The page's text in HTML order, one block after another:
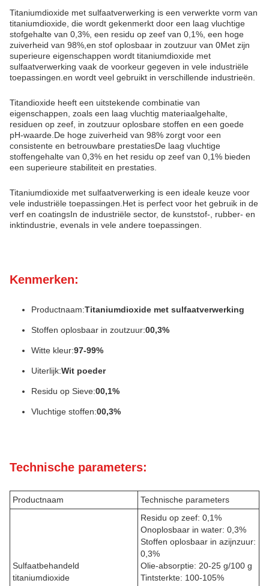
Titaniumdioxide met sulfaatverwerking is een verwerkte vorm van
titaniumdioxide, die wordt gekenmerkt door een laag vluchtige
stofgehalte van 0,3%, een residu op zeef van 0,1%, een hoge
zuiverheid van 98%,en stof oplosbaar in zoutzuur van 0Met zijn
superieure eigenschappen wordt titaniumdioxide met
sulfaatverwerking vaak de voorkeur gegeven in vele industriële
toepassingen.en wordt veel gebruikt in verschillende industrieën.
Titandioxide heeft een uitstekende combinatie van
eigenschappen, zoals een laag vluchtig materiaalgehalte,
residuen op zeef, in zoutzuur oplosbare stoffen en een goede
pH-waarde.De hoge zuiverheid van 98% zorgt voor een
consistente en betrouwbare prestatiesDe laag vluchtige
stoffengehalte van 0,3% en het residu op zeef van 0,1% bieden
een superieure stabiliteit en prestaties.
Titaniumdioxide met sulfaatverwerking is een ideale keuze voor
vele industriële toepassingen.Het is perfect voor het gebruik in de
verf en coatingsIn de industriële sector, de kunststof-, rubber- en
inktindustrie, evenals in vele andere toepassingen.
Kenmerken:
Productnaam:Titaniumdioxide met sulfaatverwerking
Stoffen oplosbaar in zoutzuur:00,3%
Witte kleur:97-99%
Uiterlijk:Wit poeder
Residu op Sieve:00,1%
Vluchtige stoffen:00,3%
Technische parameters:
Productnaam Technische parameters
Sulfaatbehandeld
titaniumdioxide
Residu op zeef: 0,1%
Onoplosbaar in water: 0,3%
Stoffen oplosbaar in azijnzuur:
0,3%
Olie-absorptie: 20-25 g/100 g
Tintsterkte: 100-105%